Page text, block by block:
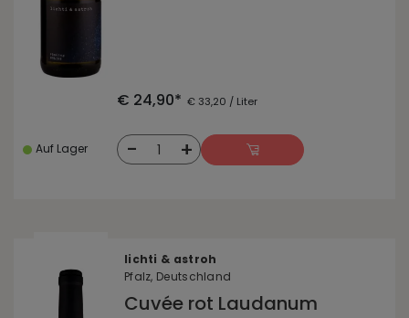
€ 24,90* € 33,20 / Liter
Auf Lager - 1 +
lichti & astroh
Pfalz, Deutschland
Cuvée rot Laudanum